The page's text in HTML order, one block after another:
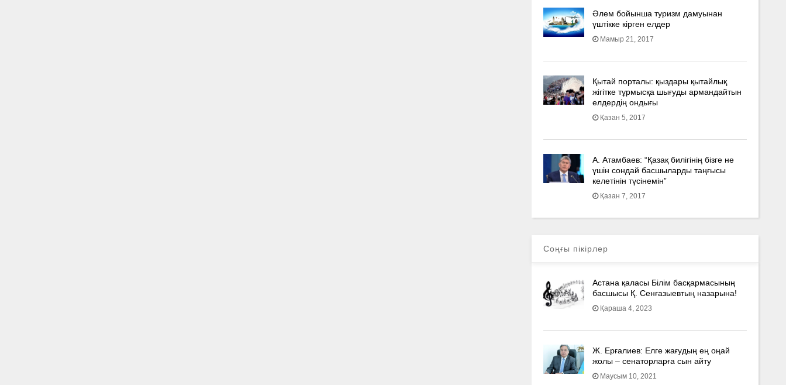
Әлем бойынша туризм дамуынан
үштікке кірген елдер
Мамыр 21, 2017
Қытай порталы: қыздары қытайлық
жігітке тұрмысқа шығуды армандайтын
елдердің ондығы
Қазан 5, 2017
А. Атамбаев: “Қазақ билігінің бізге не
үшін сондай басшыларды таңғысы
келетінін түсінемін”
Қазан 7, 2017
Соңғы пікірлер
Астана қаласы Білім басқармасының
басшысы Қ. Сенғазыевтың назарына!
Қараша 4, 2023
Ж. Ерғалиев: Елге жағудың ең оңай
жолы – сенаторларға сын айту
Маусым 10, 2021